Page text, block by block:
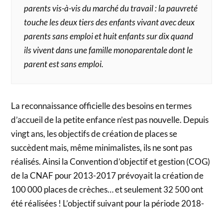
parents vis-à-vis du marché du travail : la pauvreté
touche les deux tiers des enfants vivant avec deux
parents sans emploi et huit enfants sur dix quand
ils vivent dans une famille monoparentale dont le
parent est sans emploi.
La reconnaissance officielle des besoins en termes
d’accueil de la petite enfance n’est pas nouvelle. Depuis
vingt ans, les objectifs de création de places se
succèdent mais, même minimalistes, ils ne sont pas
réalisés. Ainsi la Convention d’objectif et gestion (COG)
de la CNAF pour 2013-2017 prévoyait la création de
100 000 places de crèches… et seulement 32 500 ont
été réalisées ! L’objectif suivant pour la période 2018-